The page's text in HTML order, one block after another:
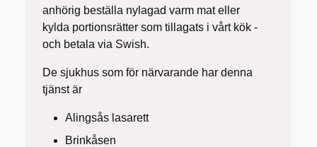
anhörig beställa nylagad varm mat eller
kylda portionsrätter som tillagats i vårt kök -
och betala via Swish.
De sjukhus som för närvarande har denna
tjänst är
Alingsås lasarett
Brinkåsen